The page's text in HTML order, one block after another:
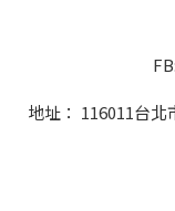
地址： 116011台